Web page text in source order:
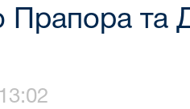
Прапора та